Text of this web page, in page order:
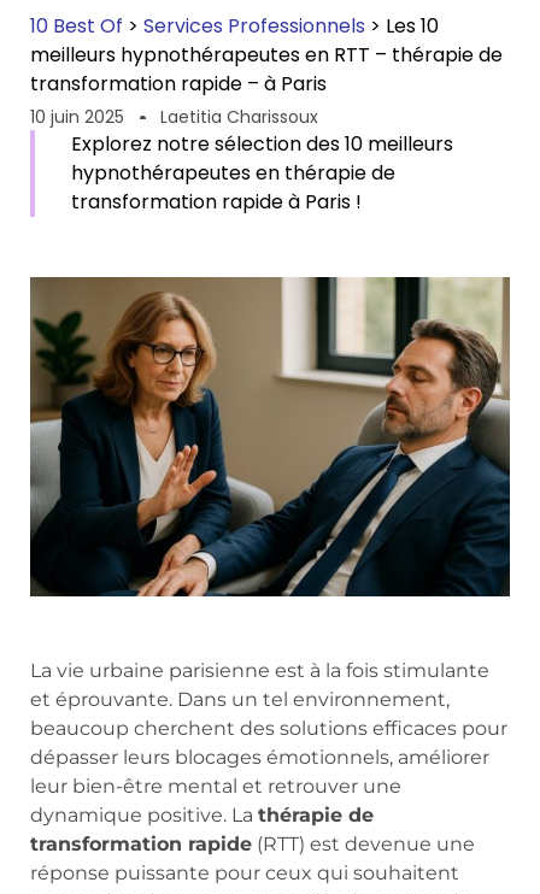
10 Best Of > Services Professionnels > Les 10
meilleurs hypnothérapeutes en RTT – thérapie de
transformation rapide – à Paris
10 juin 2025 Laetitia Charissoux
Explorez notre sélection des 10 meilleurs
hypnothérapeutes en thérapie de
transformation rapide à Paris !
La vie urbaine parisienne est à la fois stimulante
et éprouvante. Dans un tel environnement,
beaucoup cherchent des solutions efficaces pour
dépasser leurs blocages émotionnels, améliorer
leur bien-être mental et retrouver une
dynamique positive. La thérapie de
transformation rapide (RTT) est devenue une
réponse puissante pour ceux qui souhaitent